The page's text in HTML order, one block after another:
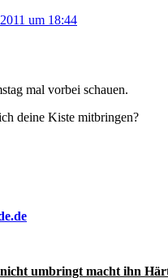
um 18:44
mal vorbei schauen.
deine Kiste mitbringen?
nicht umbringt macht ihn